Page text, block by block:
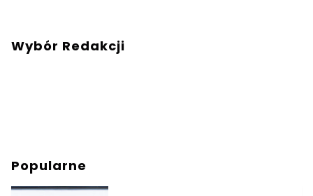
Wybór Redakcji
Popularne